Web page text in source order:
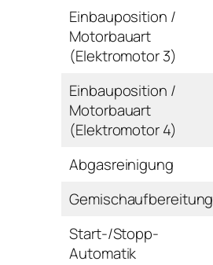
Einbauposition /
Motorbauart
(Elektromotor 3)
Einbauposition /
Motorbauart
(Elektromotor 4)
Abgasreinigung
Gemischaufbereitung
Start-/Stopp-
Automatik